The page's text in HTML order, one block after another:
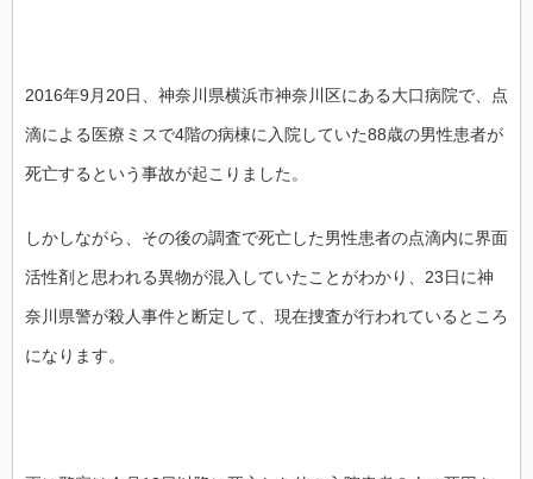
2016年9月20日、神奈川県横浜市神奈川区にある大口病院で、点
滴による医療ミスで4階の病棟に入院していた88歳の男性患者が
死亡するという事故が起こりました。
しかしながら、その後の調査で死亡した男性患者の点滴内に界面
活性剤と思われる異物が混入していたことがわかり、23日に神
奈川県警が殺人事件と断定して、現在捜査が行われているところ
になります。